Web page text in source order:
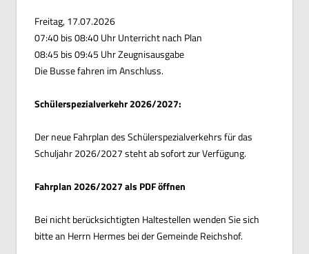
Freitag, 17.07.2026
07:40 bis 08:40 Uhr Unterricht nach Plan
08:45 bis 09:45 Uhr Zeugnisausgabe
Die Busse fahren im Anschluss.
Schülerspezialverkehr 2026/2027:
Der neue Fahrplan des Schülerspezialverkehrs für das
Schuljahr 2026/2027 steht ab sofort zur Verfügung.
Fahrplan 2026/2027 als PDF öffnen
Bei nicht berücksichtigten Haltestellen wenden Sie sich
bitte an Herrn Hermes bei der Gemeinde Reichshof.